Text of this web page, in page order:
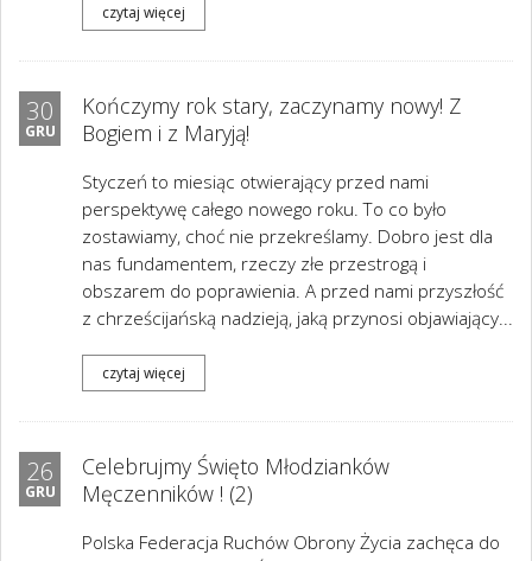
czytaj więcej
30
GRU
Kończymy rok stary, zaczynamy nowy! Z
Bogiem i z Maryją!
Styczeń to miesiąc otwierający przed nami
perspektywę całego nowego roku. To co było
zostawiamy, choć nie przekreślamy. Dobro jest dla
nas fundamentem, rzeczy złe przestrogą i
obszarem do poprawienia. A przed nami przyszłość
z chrześcijańską nadzieją, jaką przynosi objawiający...
czytaj więcej
26
GRU
Celebrujmy Święto Młodzianków
Męczenników ! (2)
Polska Federacja Ruchów Obrony Życia zachęca do